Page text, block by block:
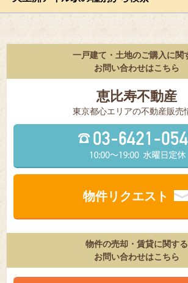
一戸建て・土地のご購入に関
お問い合わせはこちら
恵比寿不動産
東京都⼼エリアの不動産販売
物件リクエスト
物件の売却・賃貸に関する
お問い合わせはこちら